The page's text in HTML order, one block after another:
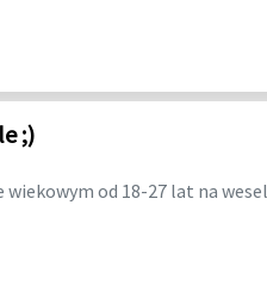
;)
od 18-27 lat na